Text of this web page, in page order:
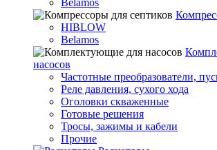
Belamos
HIBLOW
Belamos
насосов
Частотные преобразователи,
Реле давления, сухого хода
Оголовки скваженные
Готовые решения
Тросы, зажимы и кабели
Прочие